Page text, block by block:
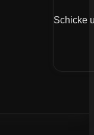
Schicke